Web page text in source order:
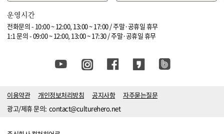
운영시간
전화문의 - 10:00 ~ 12:00, 13:00 ~ 17:00 / 주말·공휴일 휴무
1:1 문의 - 09:00 ~ 12:00, 13:00 ~ 17:30 / 주말·공휴일 휴무
이용약관 개인정보처리방침 공지사항
자주묻는질문
광고/제휴 문의: contact@culturehero.net